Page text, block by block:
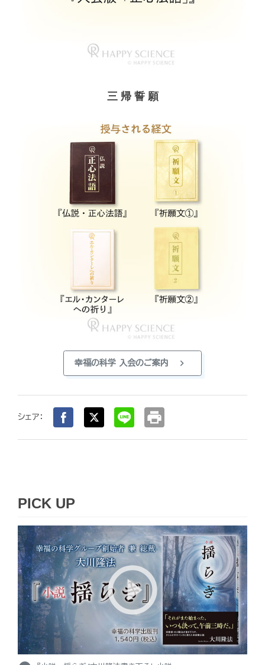
三 帰 誓 願
幸福の科学 入会のご案内 chevron_right
シェア： print
PICK UP